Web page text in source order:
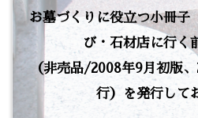
お墓づくりに役立つ小冊子
び・石材店に行く
（非売品/2008年9月初版
行）を発行して